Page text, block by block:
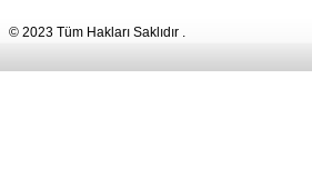
© 2023 Tüm Hakları Saklıdır .